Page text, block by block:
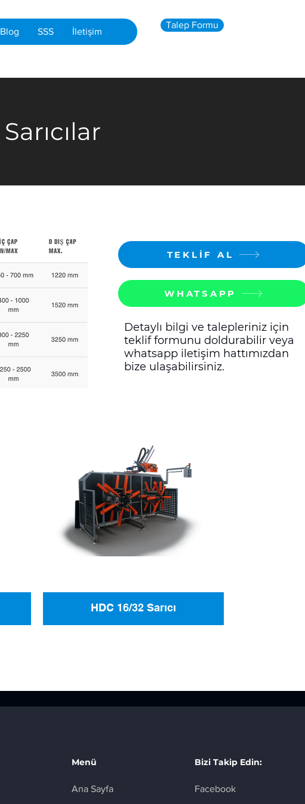
Blog SSS İletişim
Talep Formu
Sarıcılar
TEKLİF AL
WHATSAPP
Detaylı bilgi ve talepleriniz için
teklif formunu doldurabilir veya
whatsapp iletişim hattımızdan
bize ulaşabilirsiniz.
HDC 16/32 Sarıcı
Menü
Ana Sayfa
Bizi Takip Edin:
Facebook